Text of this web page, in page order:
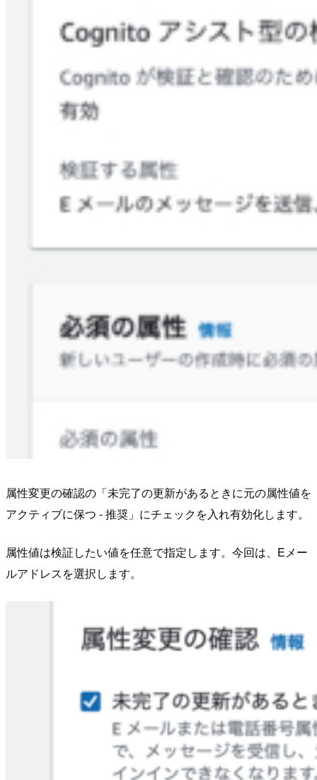
属性変更の確認の「未完了の更新があるときに元の属性値を
アクティブに保つ - 推奨」にチェックを入れ有効化します。
属性値は検証したい値を任意で指定します。今回は、Eメー
ルアドレスを選択します。